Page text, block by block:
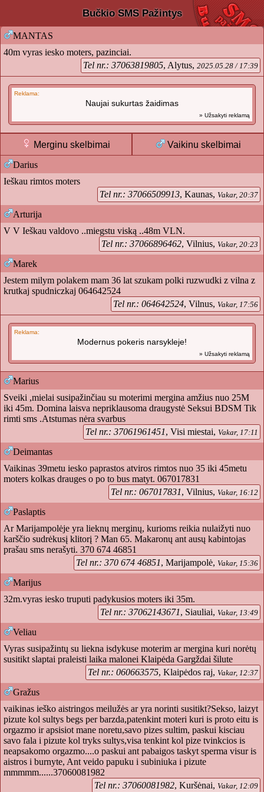
Bučkio SMS Pažintys
MANTAS
40m vyras iesko moters, pazinciai.
Tel nr.: 37063819805, Alytus, 2025.05.28 / 17:39
Reklama:
Naujai sukurtas žaidimas
» Užsakyti reklamą
Merginu skelbimai
Vaikinu skelbimai
Darius
Ieškau rimtos moters
Tel nr.: 37066509913, Kaunas, Vakar, 20:37
Arturija
V V Ieškau valdovo ..miegstu viską ..48m VLN.
Tel nr.: 37066896462, Vilnius, Vakar, 20:23
Marek
Jestem milym polakem mam 36 lat szukam polki ruzwudki z vilna z
krutkaj spudniczkaj 064642524
Tel nr.: 064642524, Vilnus, Vakar, 17:56
Reklama:
Modernus pokeris narsykleje!
» Užsakyti reklamą
Marius
Sveiki ,mielai susipažinčiau su moterimi mergina amžius nuo 25M
iki 45m. Domina laisva nepriklausoma draugystė Seksui BDSM Tik
rimti sms .Atstumas nėra svarbus
Tel nr.: 37061961451, Visi miestai, Vakar, 17:11
Deimantas
Vaikinas 39metu iesko paprastos atviros rimtos nuo 35 iki 45metu
moters kolkas drauges o po to bus matyt. 067017831
Tel nr.: 067017831, Vilnius, Vakar, 16:12
Paslaptis
Ar Marijampolėje yra lieknų merginų, kurioms reikia nulaižyti nuo
karščio sudrėkusį klitorį ? Man 65. Makaronų ant ausų kabintojas
prašau sms nerašyti. 370 674 46851
Tel nr.: 370 674 46851, Marijampolė, Vakar, 15:36
Marijus
32m.vyras iesko truputi padykusios moters iki 35m.
Tel nr.: 37062143671, Siauliai, Vakar, 13:49
Veliau
Vyras susipažintų su liekna isdykuse moterim ar mergina kuri norėtų
susitikt slaptai praleisti laika malonei Klaipėda Gargždai šilute
Tel nr.: 060663575, Klaipėdos raj, Vakar, 12:37
Gražus
vaikinas ieško aistringos meilužės ar yra norinti susitikt?Sekso, laizyt
pizute kol sultys begs per barzda,patenkint moteri kuri is proto eitu is
orgazmo ir apsisiot mane noretu,savo pizes sultim, paskui kisciau
savo fala i pizute kol tryks sultys,visa tenkint kol pize tvinkcios is
neapsakomo orgazmo....o paskui ant pabaigos taskyt sperma visur is
aistros i burnyte, Ant veido papuku i subiniuka i pizute
mmmmm......37060081982
Tel nr.: 37060081982, Kuršėnai, Vakar, 12:09